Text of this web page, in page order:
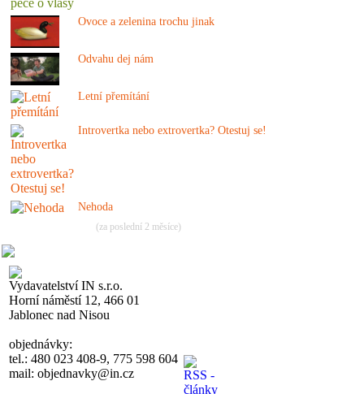
Ovoce a zelenina trochu jinak
Odvahu dej nám
Letní přemítání
Introvertka nebo extrovertka? Otestuj se!
Nehoda
(za poslední 2 měsíce)
Vydavatelství IN s.r.o.
Horní náměstí 12, 466 01
Jablonec nad Nisou
objednávky:
tel.: 480 023 408-9, 775 598 604
mail: objednavky@in.cz